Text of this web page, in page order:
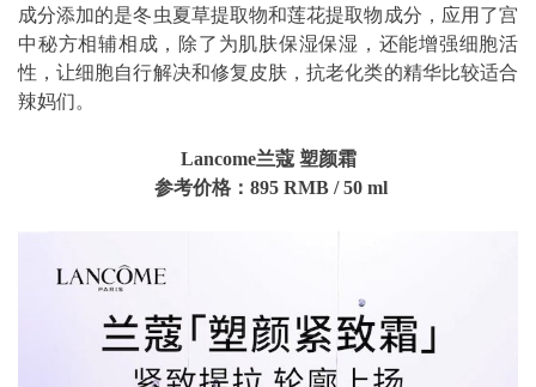
成分添加的是冬虫夏草提取物和莲花提取物成分，应用了宫
中秘方相辅相成，除了为肌肤保湿保湿，还能增强细胞活
性，让细胞自行解决和修复皮肤，抗老化类的精华比较适合
辣妈们。
Lancome兰蔻 塑颜霜
参考价格：895 RMB / 50 ml